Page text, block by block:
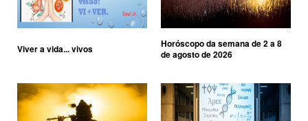
Viver a vida... vivos
Horóscopo da semana de 2 a 8
de agosto de 2026